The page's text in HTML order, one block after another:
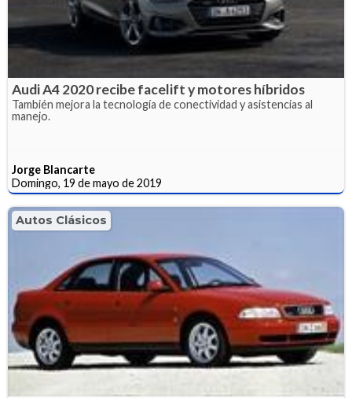
Audi A4 2020 recibe facelift y motores híbridos
También mejora la tecnología de conectividad y asistencias al
manejo.
Jorge Blancarte
Domingo, 19 de mayo de 2019
Autos Clásicos